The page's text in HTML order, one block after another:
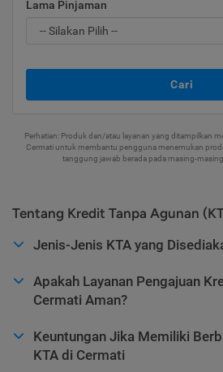
Lama Pinjaman
Cari
Perhatian: Produk dan/atau layanan yang ditampilkan
Cermati untuk membantu pengguna menemukan
tanggung jawab berada pada masing-masing
Tentang Kredit Tanpa Agunan
Jenis-Jenis KTA yang
Apakah Layanan Pengajuan
Cermati Aman?
Keuntungan Jika Memiliki
KTA di Cermati